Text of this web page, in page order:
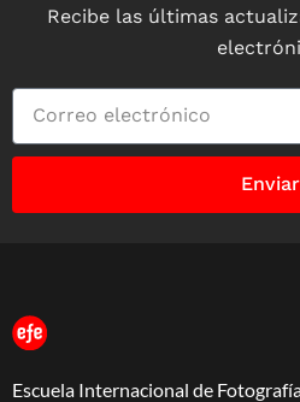
Recibe las últimas
Enviar
Escuela Internacional de